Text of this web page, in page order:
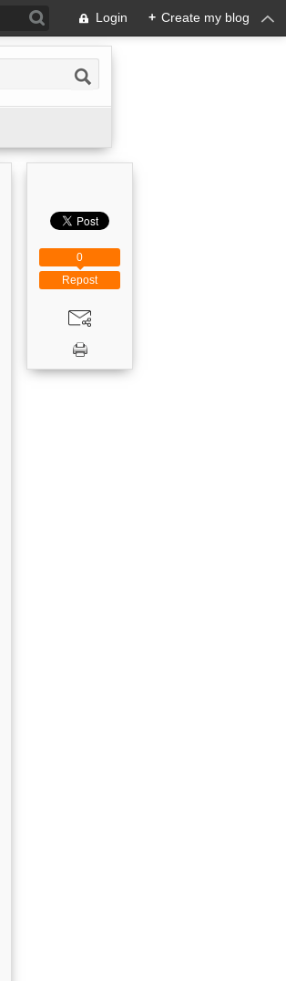
Login + Create my blog
Repost
0